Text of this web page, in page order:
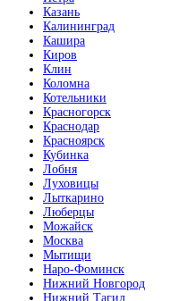
Казань
Калининград
Кашира
Киров
Клин
Коломна
Котельники
Красногорск
Краснодар
Красноярск
Кубинка
Лобня
Луховицы
Лыткарино
Люберцы
Можайск
Москва
Мытищи
Наро-Фоминск
Нижний Новгород
Нижний Тагил